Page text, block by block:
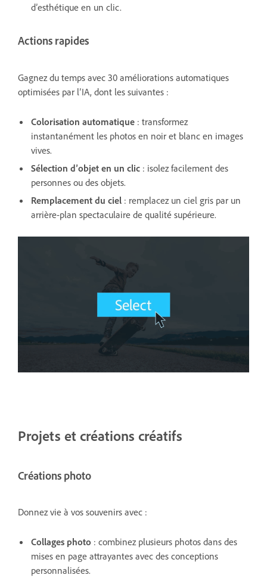
d’esthétique en un clic.
Actions rapides
Gagnez du temps avec 30 améliorations automatiques
optimisées par l’IA, dont les suivantes :
Colorisation automatique : transformez
instantanément les photos en noir et blanc en images
vives.
Sélection d’objet en un clic : isolez facilement des
personnes ou des objets.
Remplacement du ciel : remplacez un ciel gris par un
arrière-plan spectaculaire de qualité supérieure.
Projets et créations créatifs
Créations photo
Donnez vie à vos souvenirs avec :
Collages photo : combinez plusieurs photos dans des
mises en page attrayantes avec des conceptions
personnalisées.